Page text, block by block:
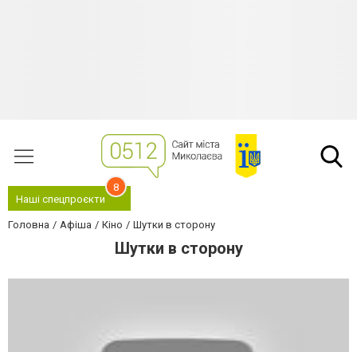
Наші спецпроєкти
8
Головна Афіша Кіно Шутки в сторону
Шутки в сторону